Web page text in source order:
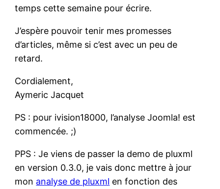
temps cette semaine pour écrire.
J’espère pouvoir tenir mes promesses
d’articles, même si c’est avec un peu de
retard.
Cordialement,
Aymeric Jacquet
PS : pour ivision18000, l’analyse Joomla! est
commencée. ;)
PPS : Je viens de passer la demo de pluxml
en version 0.3.0, je vais donc mettre à jour
mon analyse de pluxml en fonction des